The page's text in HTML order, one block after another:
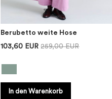
Berubetto weite Hose
103,60 EUR 259,00 EUR
In den Warenkorb